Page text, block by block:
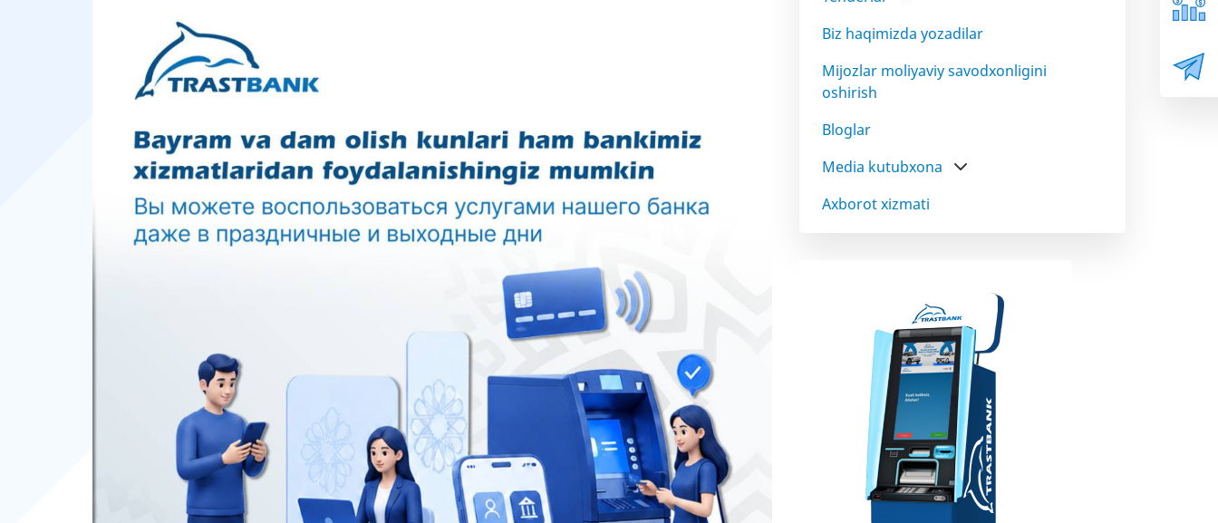
Biz haqimizda yozadilar
Mijozlar moliyaviy savodxonligini
oshirish
Bloglar
Media kutubxona
Axborot xizmati